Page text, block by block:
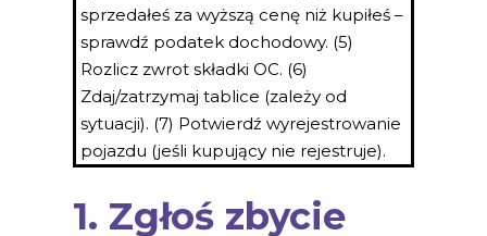
sprzedałeś za wyższą cenę niż kupiłeś –
sprawdź podatek dochodowy. (5)
Rozlicz zwrot składki OC. (6)
Zdaj/zatrzymaj tablice (zależy od
sytuacji). (7) Potwierdź wyrejestrowanie
pojazdu (jeśli kupujący nie rejestruje).
1. Zgłoś zbycie